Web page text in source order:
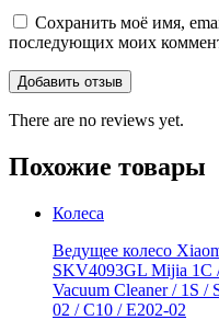
Сохранить моё имя,
последующих моих
There are no reviews yet.
Похожие товары
Колеса
Ведущее колесо
SKV4093GL Mijia 1C
Vacuum Cleaner / 1S /
02 / С10 / E202-02